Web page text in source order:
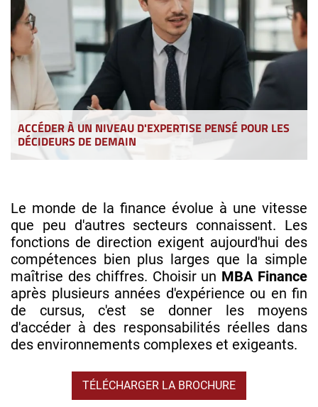
ACCÉDER À UN NIVEAU D'EXPERTISE PENSÉ POUR LES
DÉCIDEURS DE DEMAIN
Le monde de la finance évolue à une vitesse
que peu d'autres secteurs connaissent. Les
fonctions de direction exigent aujourd'hui des
compétences bien plus larges que la simple
maîtrise des chiffres. Choisir un MBA Finance
après plusieurs années d'expérience ou en fin
de cursus, c'est se donner les moyens
d'accéder à des responsabilités réelles dans
des environnements complexes et exigeants.
TÉLÉCHARGER LA BROCHURE